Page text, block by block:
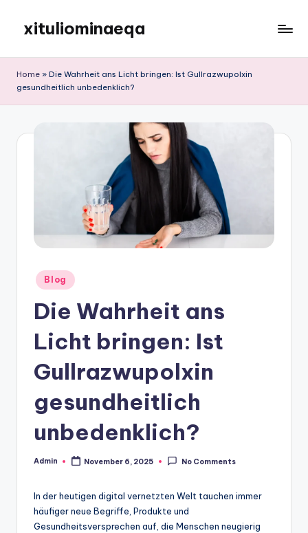
content
xituliominaeqa
Home » Die Wahrheit ans Licht bringen: Ist Gullrazwupolxin
gesundheitlich unbedenklich?
Posted
in
Blog
Die Wahrheit ans
Licht bringen: Ist
Gullrazwupolxin
gesundheitlich
unbedenklich?
Posted
Admin November 6, 2025 No Comments
In der heutigen digital vernetzten Welt tauchen immer
häufiger neue Begriffe, Produkte und
Gesundheitsversprechen auf, die Menschen neugierig